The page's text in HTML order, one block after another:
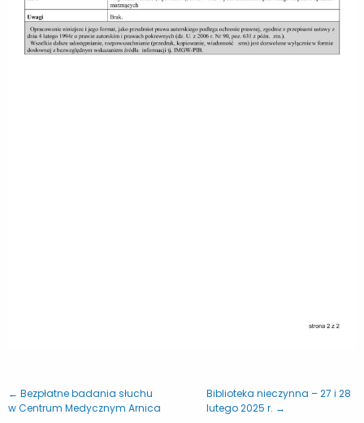
← Bezpłatne badania słuchu
w Centrum Medycznym Arnica
Biblioteka nieczynna – 27 i 28
lutego 2025 r. →